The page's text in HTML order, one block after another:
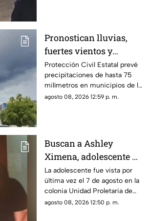
Pronostican lluvias,
fuertes vientos y
temperaturas de hasta
39°C para este fin de
semana en Chihuahua
Protección Civil Estatal prevé
precipitaciones de hasta 75
milímetros en municipios de la
zona suroeste, además de
agosto 08, 2026 12:59 p. m.
Buscan a Ashley
Ximena, adolescente de
16 años desaparecida
en la colonia Unidad
Proletaria
La adolescente fue vista por
última vez el 7 de agosto en la
colonia Unidad Proletaria de
Chihuahua capital.
agosto 08, 2026 12:50 p. m.